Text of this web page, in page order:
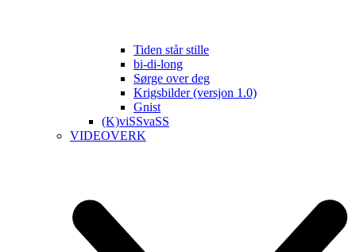
Tiden står stille
bi-di-long
Sørge over deg
Krigsbilder (versjon 1.0)
Gnist
(K)viSSvaSS
VIDEOVERK